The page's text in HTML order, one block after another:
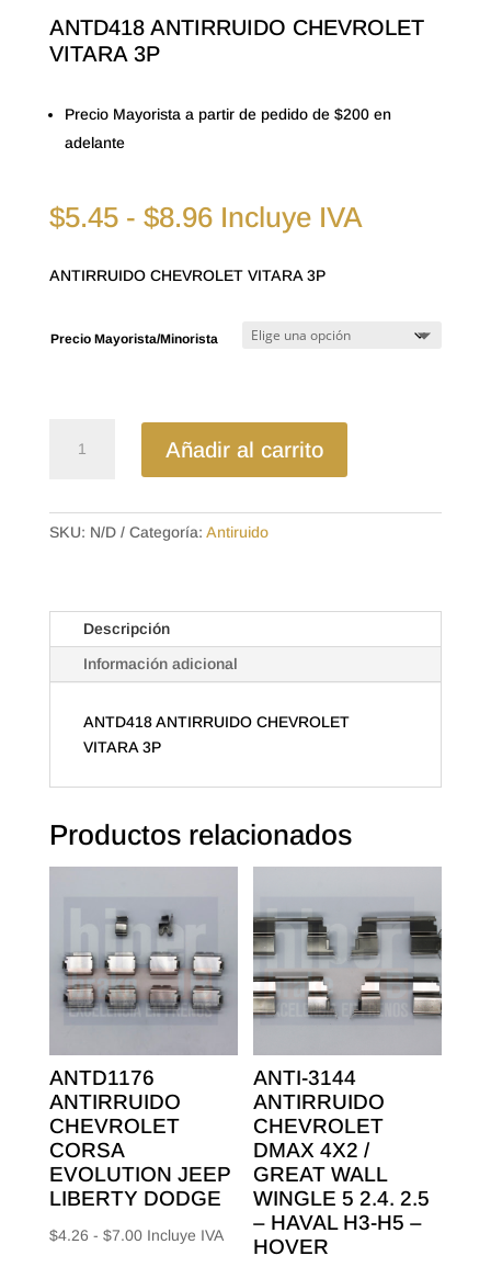
ANTD418 ANTIRRUIDO CHEVROLET
VITARA 3P
Precio Mayorista a partir de pedido de $200 en
adelante
$5.45 - $8.96Rango
precios:
desde
hasta
Incluye IVA
ANTIRRUIDO CHEVROLET VITARA 3P
Precio Mayorista/Minorista
ANTIRRUIDO
3P
Añadir al carrito
SKU: N/D Categoría: Antiruido
Descripción
Información adicional
ANTD418 ANTIRRUIDO CHEVROLET
VITARA 3P
Productos relacionados
ANTD1176
ANTIRRUIDO
CHEVROLET
CORSA
EVOLUTION JEEP
LIBERTY DODGE
$4.26 - $7.00Rango
Incluye IVA
ANTI-3144
ANTIRRUIDO
CHEVROLET
DMAX 4X2 /
GREAT WALL
WINGLE 5 2.4. 2.5
– HAVAL H3-H5 –
HOVER